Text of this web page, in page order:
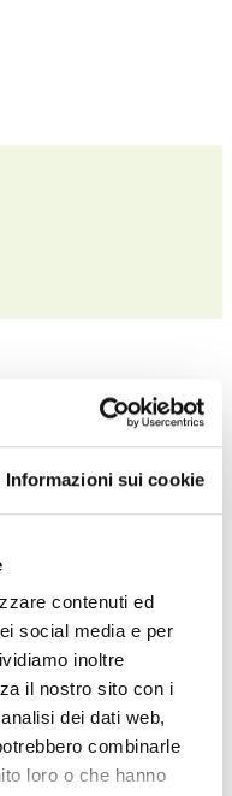
Informazioni sui cookie
contenuti ed
social media e per
inoltre
il nostro sito con i
dei dati web,
combinarle
loro o che hanno
dell’amatissima Carolina,